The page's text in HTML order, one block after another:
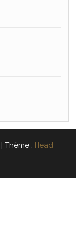
| Thème : Head